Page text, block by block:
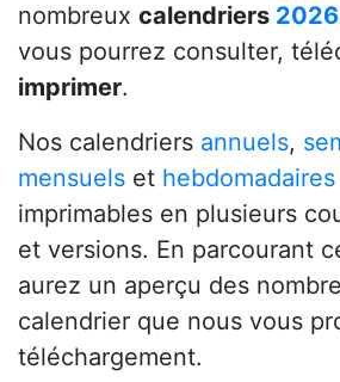
nombreux calendriers 2026
vous pourrez consulter,
imprimer.
Nos calendriers annuels,
mensuels et hebdomadaires
imprimables en plusieurs
et versions. En parcourant
aurez un aperçu des
calendrier que nous vous
téléchargement.